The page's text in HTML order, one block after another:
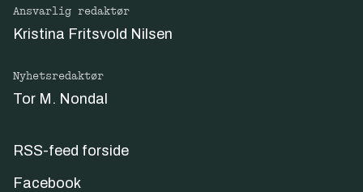
Ansvarlig redaktør
Kristina Fritsvold Nilsen
Nyhetsredaktør
Tor M. Nondal
RSS-feed forside
Facebook